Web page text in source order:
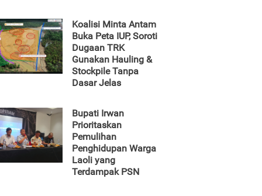
Koalisi Minta Antam
Buka Peta IUP, Soroti
Dugaan TRK
Gunakan Hauling &
Stockpile Tanpa
Dasar Jelas
Bupati Irwan
Prioritaskan
Pemulihan
Penghidupan Warga
Laoli yang
Terdampak PSN